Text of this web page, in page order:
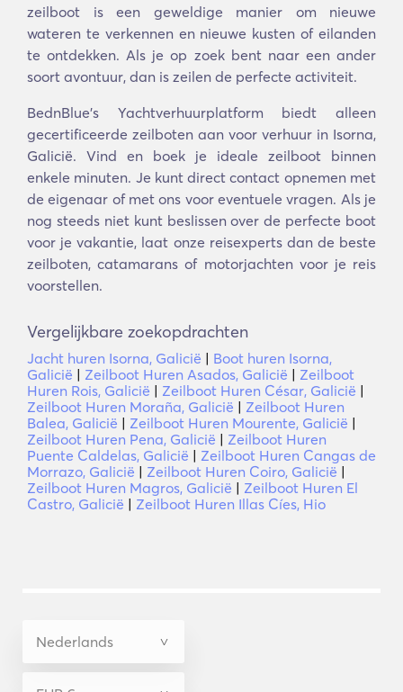
zeilboot is een geweldige manier om nieuwe
wateren te verkennen en nieuwe kusten of eilanden
te ontdekken. Als je op zoek bent naar een ander
soort avontuur, dan is zeilen de perfecte activiteit.
BednBlue's Yachtverhuurplatform biedt alleen
gecertificeerde zeilboten aan voor verhuur in Isorna,
Galicië. Vind en boek je ideale zeilboot binnen
enkele minuten. Je kunt direct contact opnemen met
de eigenaar of met ons voor eventuele vragen. Als je
nog steeds niet kunt beslissen over de perfecte boot
voor je vakantie, laat onze reisexperts dan de beste
zeilboten, catamarans of motorjachten voor je reis
voorstellen.
Vergelijkbare zoekopdrachten
Jacht huren Isorna, Galicië | Boot huren Isorna,
Galicië | Zeilboot Huren Asados, Galicië | Zeilboot
Huren Rois, Galicië | Zeilboot Huren César, Galicië |
Zeilboot Huren Moraña, Galicië | Zeilboot Huren
Balea, Galicië | Zeilboot Huren Mourente, Galicië |
Zeilboot Huren Pena, Galicië | Zeilboot Huren
Puente Caldelas, Galicië | Zeilboot Huren Cangas de
Morrazo, Galicië | Zeilboot Huren Coiro, Galicië |
Zeilboot Huren Magros, Galicië | Zeilboot Huren El
Castro, Galicië | Zeilboot Huren Illas Cíes, Hio